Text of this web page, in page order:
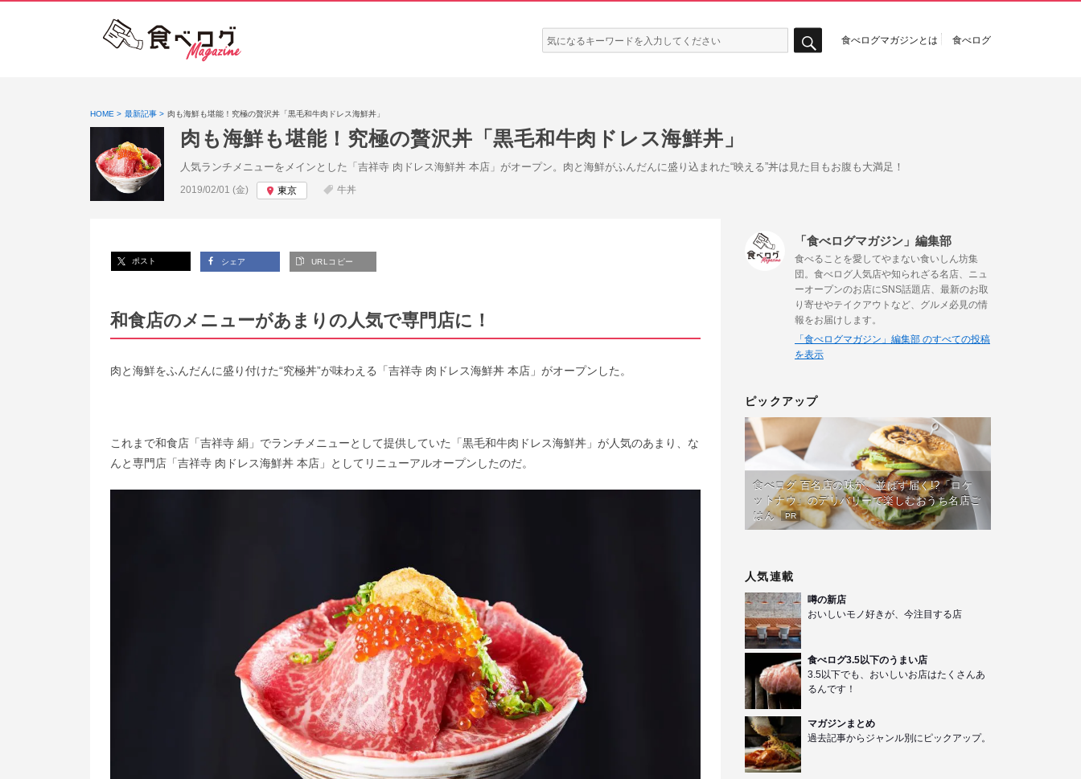
検
索:
食べログマガジンとは 食べログ
HOME 最新記事 肉も海鮮も堪能！究極の贅沢丼「黒毛和牛肉ドレス海鮮丼」
肉も海鮮も堪能！究極の贅沢丼「黒毛和牛肉ドレス海鮮丼」
人気ランチメニューをメインとした「吉祥寺 肉ドレス海鮮丼 本店」がオープン。肉と海鮮がふんだんに盛り込まれた“映える”丼は見た目もお腹も大満足！
投稿日:
2019/02/01 (金) 東京 牛丼
ポスト シェア URLコピー
和食店のメニューがあまりの人気で専門店に！
肉と海鮮をふんだんに盛り付けた“究極丼”が味わえる「吉祥寺 肉ドレス海鮮丼 本店」がオープンした。
これまで和食店「吉祥寺 絹」でランチメニューとして提供していた「黒毛和牛肉ドレス海鮮丼」が人気のあまり、な
んと専門店「吉祥寺 肉ドレス海鮮丼 本店」としてリニューアルオープンしたのだ。
「食べログマガジン」編集部
食べることを愛してやまない食いしん坊集
団。食べログ人気店や知られざる名店、ニュ
ーオープンのお店にSNS話題店、最新のお取
り寄せやテイクアウトなど、グルメ必見の情
報をお届けします。
「食べログマガジン」編集部 のすべての投稿
を表示
ピックアップ
食べログ 百名店の味が、並ばず届く!?「ロケ
ットナウ」のデリバリーで楽しむおうち名店ご
はん
PR
人気連載
噂の新店
おいしいモノ好きが、今注目する店
食べログ3.5以下のうまい店
3.5以下でも、おいしいお店はたくさんあ
るんです！
マガジンまとめ
過去記事からジャンル別にピックアップ。